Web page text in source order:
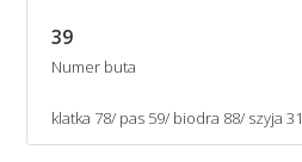
39
Numer buta
klatka 78/ pas 59/ biodra 88/ szyja 31